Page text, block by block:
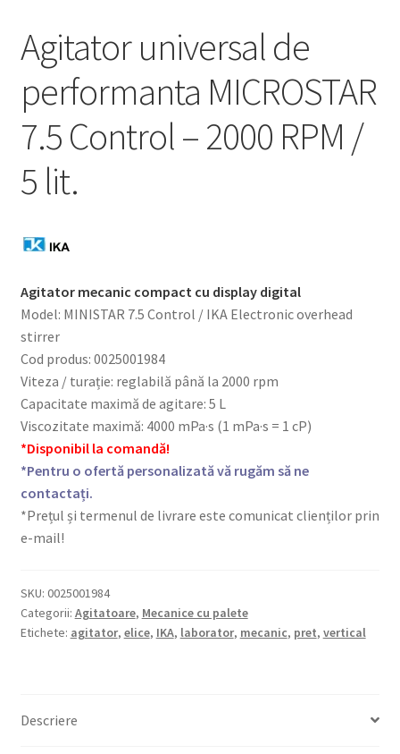
Agitator universal de
performanta MICROSTAR
7.5 Control – 2000 RPM /
5 lit.
Agitator mecanic compact cu display digital
Model: MINISTAR 7.5 Control / IKA Electronic overhead
stirrer
Cod produs: 0025001984
Viteza / turație: reglabilă până la 2000 rpm
Capacitate maximă de agitare: 5 L
Viscozitate maximă: 4000 mPa·s (1 mPa·s = 1 cP)
*Disponibil la comandă!
*Pentru o ofertă personalizată vă rugăm să ne
contactați.
*Prețul și termenul de livrare este comunicat clienților prin
e-mail!
SKU: 0025001984
Categorii: Agitatoare, Mecanice cu palete
Etichete: agitator, elice, IKA, laborator, mecanic, pret, vertical
Descriere